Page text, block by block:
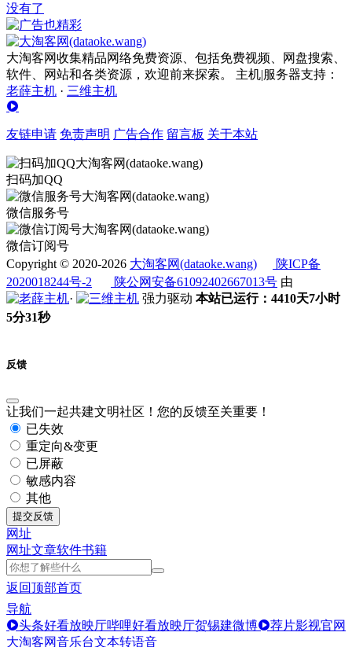
没有了
大淘客网收集精品网络免费资源、包括免费视频、网盘搜索、
软件、网站和各类资源，欢迎前来探索。 主机|服务器支持：
老薛主机 · 三维主机
友链申请 免责声明 广告合作 留言板 关于本站
扫码加QQ
微信服务号
微信订阅号
Copyright © 2020-2026 大淘客网(dataoke.wang)
陕ICP备
2020018244号-2
陕公网安备61092402667013号 由
·
强力驱动 本站已运行：4410天7小时
5分32秒
反馈
让我们一起共建文明社区！您的反馈至关重要！
已失效
重定向&变更
已屏蔽
敏感内容
其他
提交反馈
网址
网址文章软件书籍
返回顶部首页
导航
头条好看放映厅哔哩好看放映厅贺锡建微博
荐片影视官网
大淘客网音乐台文本转语音